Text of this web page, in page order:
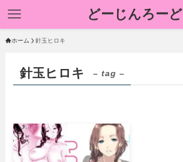
どーじんろーど
ホーム 針玉ヒロキ
針玉ヒロキ – tag –